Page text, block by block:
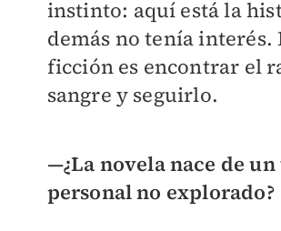
instinto: aquí está la
demás no tenía interés.
ficción es encontrar el
sangre y seguirlo.
—¿La novela nace de
personal no explorado?